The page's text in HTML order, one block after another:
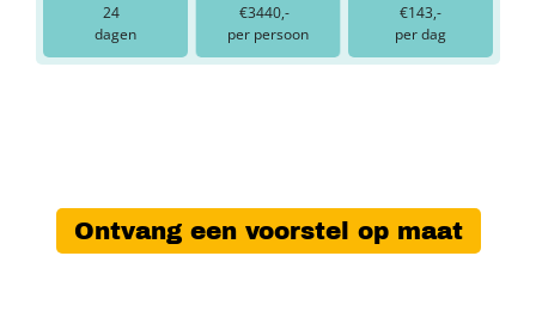
24
dagen
€3440,-
per persoon
€143,-
per dag
Ontvang een voorstel op maat